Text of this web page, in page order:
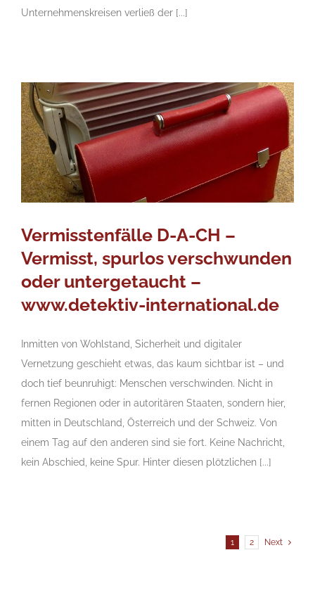
Unternehmenskreisen verließ der [...]
Vermisstenfälle D-A-CH –
Vermisst, spurlos verschwunden
oder untergetaucht –
www.detektiv-international.de
Inmitten von Wohlstand, Sicherheit und digitaler
Vernetzung geschieht etwas, das kaum sichtbar ist – und
doch tief beunruhigt: Menschen verschwinden. Nicht in
fernen Regionen oder in autoritären Staaten, sondern hier,
mitten in Deutschland, Österreich und der Schweiz. Von
einem Tag auf den anderen sind sie fort. Keine Nachricht,
kein Abschied, keine Spur. Hinter diesen plötzlichen [...]
1 2 Next